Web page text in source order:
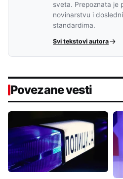
sveta. Prepoznata je
novinarstvu i
standardima.
Svi tekstovi autora
Povezane vesti